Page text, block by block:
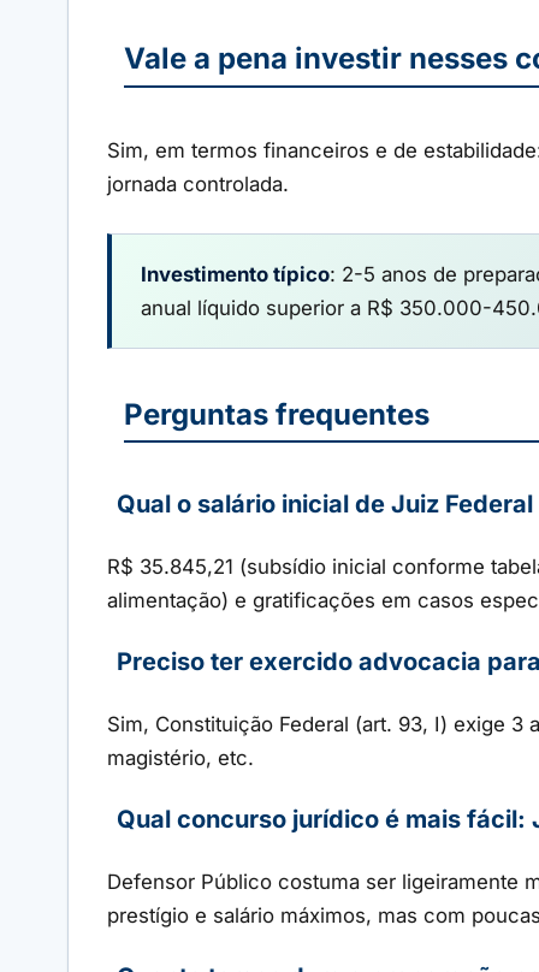
Vale a pena investir nesses
Sim, em termos financeiros e de
jornada controlada.
Investimento típico: 2-5 anos de
anual líquido superior a R$ 350.000-
Perguntas frequentes
Qual o salário inicial de Juiz
R$ 35.845,21 (subsídio inicial conforme
alimentação) e gratificações em casos
Preciso ter exercido advocacia
Sim, Constituição Federal (art. 93, I) exige 3
magistério, etc.
Qual concurso jurídico é mais fácil:
Defensor Público costuma ser ligeiramente
prestígio e salário máximos, mas com